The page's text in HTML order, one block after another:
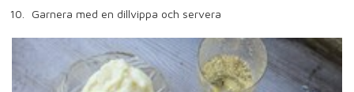
Garnera med en dillvippa och servera